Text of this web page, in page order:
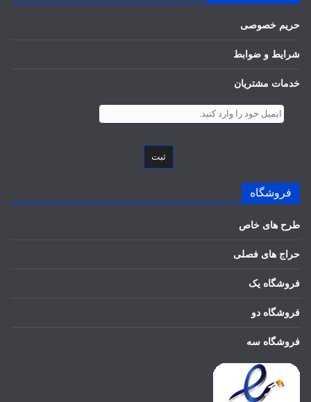
حریم خصوصی
شرایط و ضوابط
خدمات مشتریان
ثبت
فروشگاه
طرح های خاص
حراج های فصلی
فروشگاه یک
فروشگاه دو
فروشگاه سه